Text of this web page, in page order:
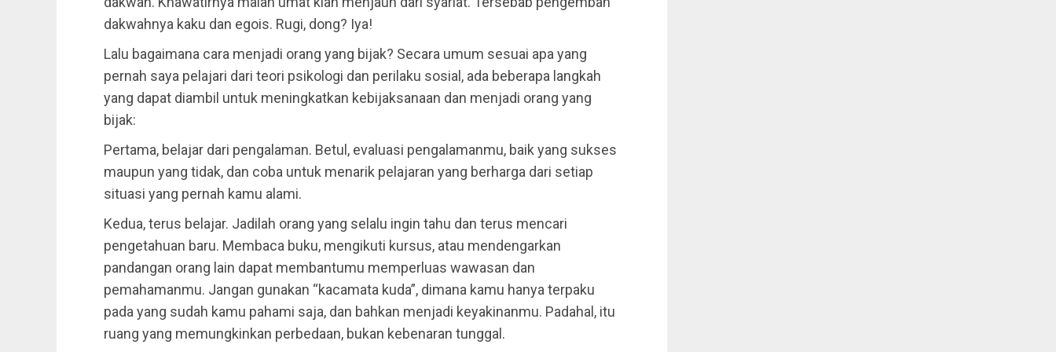
dakwahnya kaku dan egois. Rugi, dong? Iya!
Lalu bagaimana cara menjadi orang yang bijak? Secara umum sesuai apa yang
pernah saya pelajari dari teori psikologi dan perilaku sosial, ada beberapa langkah
yang dapat diambil untuk meningkatkan kebijaksanaan dan menjadi orang yang
bijak:
Pertama, belajar dari pengalaman. Betul, evaluasi pengalamanmu, baik yang sukses
maupun yang tidak, dan coba untuk menarik pelajaran yang berharga dari setiap
situasi yang pernah kamu alami.
Kedua, terus belajar. Jadilah orang yang selalu ingin tahu dan terus mencari
pengetahuan baru. Membaca buku, mengikuti kursus, atau mendengarkan
pandangan orang lain dapat membantumu memperluas wawasan dan
pemahamanmu. Jangan gunakan “kacamata kuda”, dimana kamu hanya terpaku
pada yang sudah kamu pahami saja, dan bahkan menjadi keyakinanmu. Padahal, itu
ruang yang memungkinkan perbedaan, bukan kebenaran tunggal.